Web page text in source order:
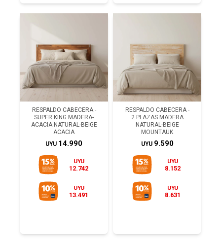
RESPALDO CABECERA -
SUPER KING MADERA-
ACACIA NATURAL-BEIGE
ACACIA
UYU 14.990
UYU
12.742
UYU
13.491
RESPALDO CABECERA -
2 PLAZAS MADERA
NATURAL-BEIGE
MOUNTAUK
UYU 9.590
UYU
8.152
UYU
8.631